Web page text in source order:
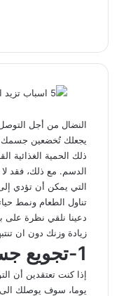
النضال من أجل
يجعلك تُخضعين جسمك
ذلك الحمية الغذائية
الدسم. مع ذلك، فقد
التي يمكن أن تؤدي
تناول الطعام ونمط
دعينا نلقي نظرة على
زيادة وزنك دون ان
1-تجويع جسمك
إذا كنت تعتقدين أن
يوما، سوف يوصلك الى